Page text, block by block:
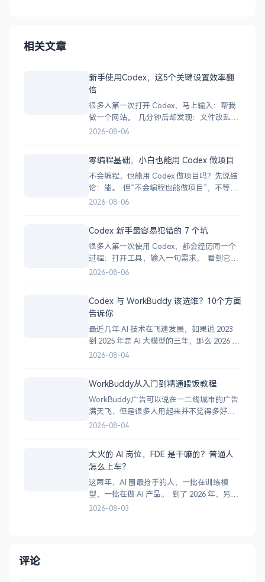
相关文章
新手使用Codex，这5个关键设置效率翻
倍
很多人第一次打开 Codex，马上输入：帮我
做一个网站。 几分钟后却发现：文件改乱
了、依赖装错了、运行不了，甚至不知道
里工作、可以做什么、不能做什么，以及怎
样才算完成。 所以，在正式干
2026-08-06
零编程基础，小白也能用 Codex 做项目
不会编程，也能用 Codex 做项目吗？先说结
论：能。 但“不会编程也能做项目”，不等
于：输入一句话，Codex 就会自动生成一个
验收。 过去，想做一个网站或小工具，往往
要先学很久编程。 现在，你可
2026-08-06
Codex 新手最容易犯错的 7 个坑
很多人第一次使用 Codex，都会经历同一个
过程：打开工具，输入一句需求。 看到它开
始疯狂修改文件，感觉自己马上就要做出一
问题出在哪里。 这不一定是 Codex 不够强，
很多时候，是你的使用方式有问题。
2026-08-06
Codex 与 WorkBuddy 该选谁？10个方面
告诉你
最近几年 AI 技术在飞速发展，如果说 2023
到 2025 年是 AI 大模型的三年，那么 2026 年
毫无疑问是 AI 智能体的一年。 许多人在学习
WorkBuddy，我到底该选哪一个？” 一、
2026-08-04
WorkBuddy从入门到精通喂饭教程
WorkBuddy广告可以说在一二线城市的广告
满天飞，但是很多人用起来并不觉得多好
用，甚至WorkBuddy使用量不到百分之五，
WorkBuddy到底能干什么？怎么用好
WorkBuddy。 第1章 WorkBu
2026-08-04
大火的 AI 岗位，FDE 是干嘛的？普通人
怎么上车？
这两年，AI 圈最抢手的人，一批在训练模
型，一批在做 AI 产品。 到了 2026 年，另一
个岗位突然冲了出来：FDE。 它的全称是
2026-08-03
评论